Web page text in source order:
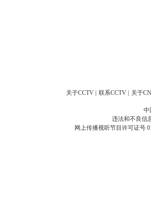
关于CCTV 联系CCTV 关于
中
违法和不良信
网上传播视听节目许可证号